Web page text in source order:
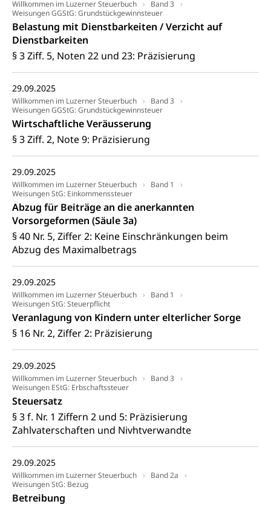
Willkommen im Luzerner Steuerbuch
Band 3
Weisungen GGStG: Grundstückgewinnsteuer
Belastung mit Dienstbarkeiten / Verzicht auf
Dienstbarkeiten
§ 3 Ziff. 5, Noten 22 und 23: Präzisierung
29.09.2025
Willkommen im Luzerner Steuerbuch
Band 3
Weisungen GGStG: Grundstückgewinnsteuer
Wirtschaftliche Veräusserung
§ 3 Ziff. 2, Note 9: Präzisierung
29.09.2025
Willkommen im Luzerner Steuerbuch
Band 1
Weisungen StG: Einkommenssteuer
Abzug für Beiträge an die anerkannten
Vorsorgeformen (Säule 3a)
§ 40 Nr. 5, Ziffer 2: Keine Einschränkungen beim
Abzug des Maximalbetrags
29.09.2025
Willkommen im Luzerner Steuerbuch
Band 1
Weisungen StG: Steuerpflicht
Veranlagung von Kindern unter elterlicher Sorge
§ 16 Nr. 2, Ziffer 2: Präzisierung
29.09.2025
Willkommen im Luzerner Steuerbuch
Band 3
Weisungen EStG: Erbschaftssteuer
Steuersatz
§ 3 f. Nr. 1 Ziffern 2 und 5: Präzisierung
Zahlvaterschaften und Nivhtverwandte
29.09.2025
Willkommen im Luzerner Steuerbuch
Band 2a
Weisungen StG: Bezug
Betreibung
Kranken- und Unfallversicherung
Lebensmittel
Gesundheitsvorsorge, Wellness, Unfallverhütung,
Suchtprävention, Alkoholprävention,
Tabakprävention, Primärprävention,
Sekundärprävention, Tertiärprävention
Darmkrebsvorsorge
Kantonales Tabakpräventionsprogramm
Gesundheitsförderung
Prävention (Polizei)
Suchtprävention
Soziale Sicherheit
Sozialversicherungen, Sozialpolitik,
Arbeitslosenversicherung,
Mutterschaftsversicherung, Krankenversicherung,
Unfallversicherung, Invalidenversicherung,
Sozialhilfe
Krankenversicherung (WAS Luzern)
Existenzsicherung - Sozialhilfe
Soziales und Gesellschaft (Dienststelle)
Opferhilfe
Arbeitslosenversicherung (WAS Luzern)
Invalidenversicherung (WAS Luzern)
Soziale Sicherheit
Sucht und Drogen
Drogenabhängigkeit, Drogensucht,
Medikamentenabhängigkeit,
Arzneimittelabhängigkeit, Suchtkrankheit,
Drogenabhängige, Drogensüchtige,
Betäubungsmittel, Suchtmittel, Psychopharmaka
Fachstelle Sucht Region Luzern
Sucht
Gesundheitsversorgung
Gesundheitsversorgung, Spital, Pflegeinitiative,
Ambulant vor stationär, AVOS, Patientendossier
Gesundheitsversorgung
AHV / IV
Altersrente, Invalidenrente, Witwenrente,
Sozialversicherung, Vorsorgeeinrichtung,
Säule, Hilflosenentschädigung,
Ergänzungsleistungen, Altersvorsorge,
Todesfallversicherung
Hilfslosenentschädigung (WAS Luzern)
Informationsstelle AHV/IV
Ergänzungsleistungen (EL) (WAS Luzern)
Behinderung
Erwerbsunfähigkeit, Behinderte